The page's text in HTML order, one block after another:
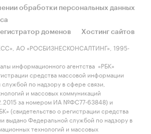
обработки персональных данных
доменов
Хостинг сайтов
АО «РОСБИЗНЕСКОНСАЛТИНГ», 1995-
информационного агентства «РБК»
средства массовой информации
по надзору в сфере связи,
и массовых коммуникаций
за номером ИА №ФС77-63848) и
(свидетельство о регистрации средства
выдано Федеральной службой по надзору в
технологий и массовых